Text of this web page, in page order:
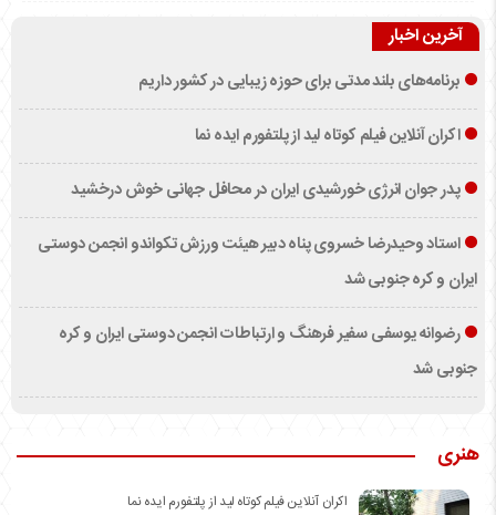
آخرین اخبار
برنامه‌های بلند مدتی برای حوزه زیبایی در کشور داریم
اکران آنلاین فیلم کوتاه لید از پلتفورم ایده نما
پدر جوان انرژی خورشیدی ایران در محافل جهانی خوش درخشید
استاد وحیدرضا خسروی پناه دبیر هیئت ورزش تکواندو انجمن دوستی
ایران و کره جنوبی شد
رضوانه یوسفی سفیر فرهنگ و ارتباطات انجمن دوستی ایران و کره
جنوبی شد
هنری
اکران آنلاین فیلم کوتاه لید از پلتفورم ایده نما